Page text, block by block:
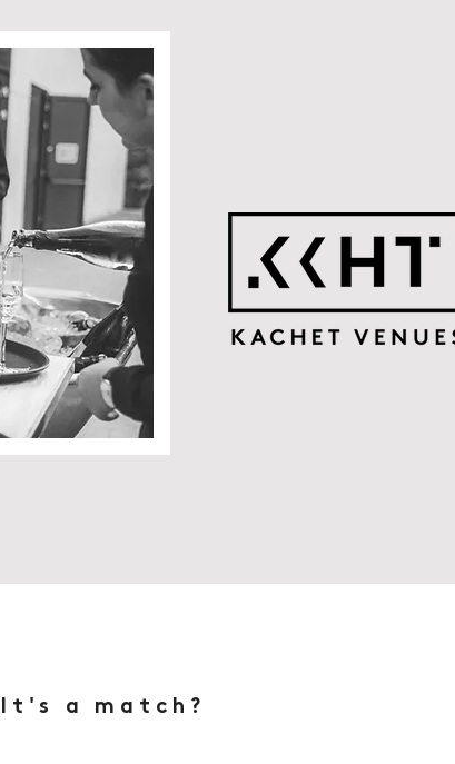
It's a match?